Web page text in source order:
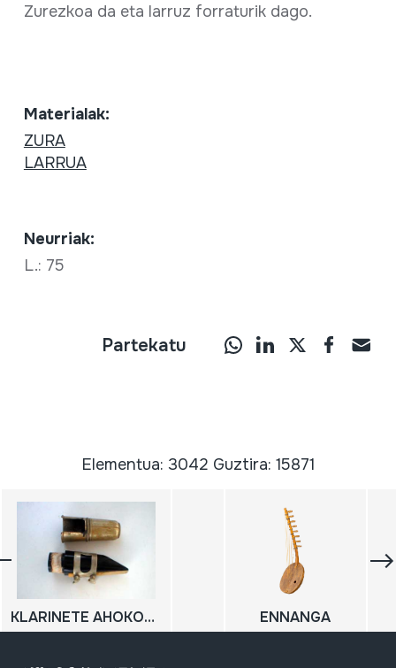
Zurezkoa da eta larruz forraturik dago.
Materialak:
ZURA
LARRUA
Neurriak:
L.: 75
Partekatu
Elementua: 3042 Guztira: 15871
KLARINETE AHOKOA (BOKILLA) ENNANGA